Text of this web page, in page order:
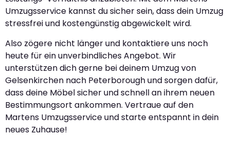
Umzugsservice kannst du sicher sein, dass dein Umzug
stressfrei und kostengünstig abgewickelt wird.
Also zögere nicht länger und kontaktiere uns noch
heute für ein unverbindliches Angebot. Wir
unterstützen dich gerne bei deinem Umzug von
Gelsenkirchen nach Peterborough und sorgen dafür,
dass deine Möbel sicher und schnell an ihrem neuen
Bestimmungsort ankommen. Vertraue auf den
Martens Umzugsservice und starte entspannt in dein
neues Zuhause!